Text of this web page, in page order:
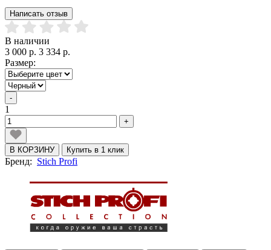
Написать отзыв
В наличии
3 000 р. 3 334 р.
Размер:
-
1
+
В КОРЗИНУ Купить в 1 клик
Бренд: Stich Profi